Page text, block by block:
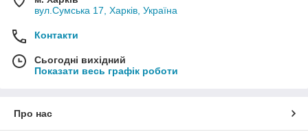
вул.Сумська 17, Харків, Україна
Контакти
Сьогодні вихідний
Показати весь графік роботи
Про нас